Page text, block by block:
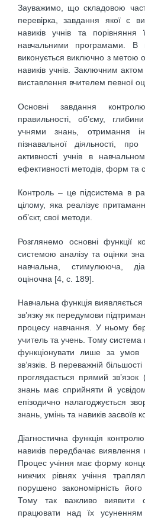
Зауважимо, що складовою
перевірка, завдання якої є
навиків учнів та
навчальними програмами. В
виконується виключно з метою
навиків учнів. Заключним
виставлення вчителем певної
Основні завдання
правильності, об’єму,
учнями знань, отримання
пізнавальної діяльності,
активності учнів в
ефективності методів, форм та
Контроль – це підсистема в
цілому, яка реалізує
об’єкт, свої методи.
Розглянемо основні функції
системою аналізу та оцінки
навчальна, стимулююча,
оціночна [4, с. 189].
Навчальна функція виявляється
зв’язку як передумови
процесу навчання. У ньому
учитель та учень. Тому
функціонувати лише за умов
зв’язків. В переважній
проглядається прямий
знань має сприйняти й
епізодично налагоджується
знань, умінь та навиків засвоїв
Діагностична функція
навиків передбачає виявлення
Процес учіння має форму
нижчих рівнях учіння
порушено закономірність його
Тому так важливо виявити
працювати над їх